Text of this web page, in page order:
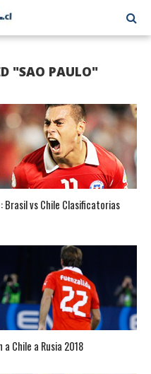
"SAO PAULO"
Brasil vs Chile Clasificatorias
Chile a Rusia 2018